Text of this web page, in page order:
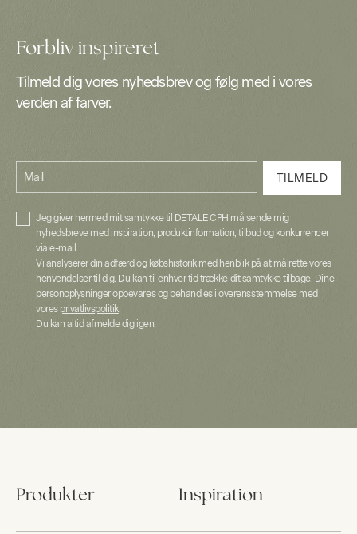
Forbliv inspireret
Tilmeld dig vores nyhedsbrev og følg med i vores
verden af farver.
Mail TILMELD
Jeg giver hermed mit samtykke til DETALE CPH må sende mig
nyhedsbreve med inspiration, produktinformation, tilbud og konkurrencer
via e-mail.
Vi analyserer din adfærd og købshistorik med henblik på at målrette vores
henvendelser til dig. Du kan til enhver tid trække dit samtykke tilbage. Dine
personoplysninger opbevares og behandles i overensstemmelse med
vores privatlivspolitik.
Du kan altid afmelde dig igen.
Produkter Inspiration